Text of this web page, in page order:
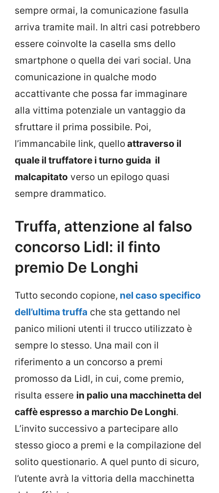
sempre ormai, la comunicazione fasulla
arriva tramite mail. In altri casi potrebbero
essere coinvolte la casella sms dello
smartphone o quella dei vari social. Una
comunicazione in qualche modo
accattivante che possa far immaginare
alla vittima potenziale un vantaggio da
sfruttare il prima possibile. Poi,
l’immancabile link, quelloattraverso il
quale il truffatore i turno guida il
malcapitato verso un epilogo quasi
sempre drammatico.
Truffa, attenzione al falso
concorso Lidl: il finto
premio De Longhi
Tutto secondo copione, nel caso specifico
dell’ultima truffa che sta gettando nel
panico milioni utenti il trucco utilizzato è
sempre lo stesso. Una mail con il
riferimento a un concorso a premi
promosso da Lidl, in cui, come premio,
risulta essere in palio una macchinetta del
caffè espresso a marchio De Longhi.
L’invito successivo a partecipare allo
stesso gioco a premi e la compilazione del
solito questionario. A quel punto di sicuro,
l’utente avrà la vittoria della macchinetta